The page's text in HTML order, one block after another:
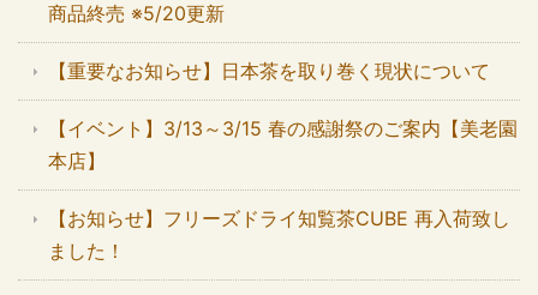
商品終売 ※5/20更新
【重要なお知らせ】日本茶を取り巻く現状について
【イベント】3/13～3/15 春の感謝祭のご案内【美老園
本店】
【お知らせ】フリーズドライ知覧茶CUBE 再入荷致し
ました！